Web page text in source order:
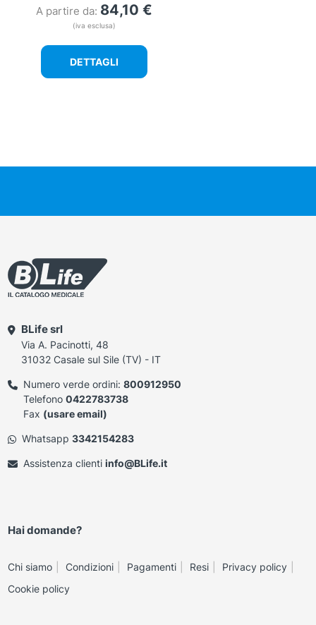
A partire da: 84,10 €
(iva esclusa)
DETTAGLI
BLife srl
Via A. Pacinotti, 48
31032 Casale sul Sile (TV) - IT
Numero verde ordini: 800912950
Telefono 0422783738
Fax (usare email)
Whatsapp 3342154283
Assistenza clienti info@BLife.it
Hai domande?
Chi siamo Condizioni Pagamenti Resi
Privacy policy
Cookie policy